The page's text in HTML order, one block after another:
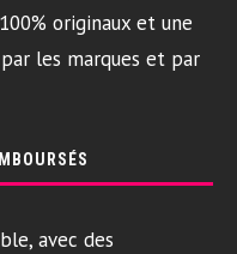
originaux et une
les marques et par
avec des